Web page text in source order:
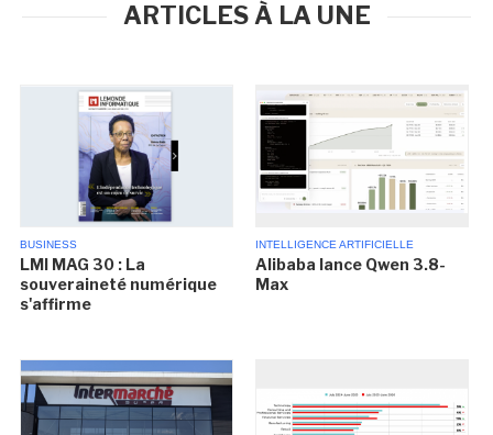
ARTICLES À LA UNE
BUSINESS
LMI MAG 30 : La
souveraineté numérique
s'affirme
INTELLIGENCE ARTIFICIELLE
Alibaba lance Qwen 3.8-
Max